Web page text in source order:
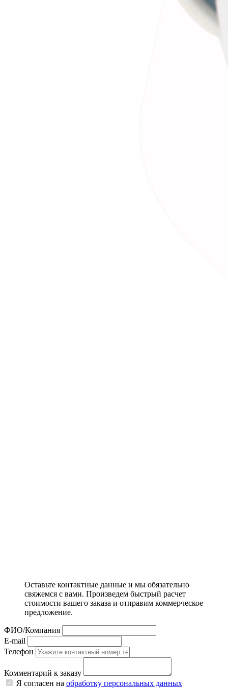
Оставьте контактные данные и мы обязательно
свяжемся с вами. Произведем быстрый расчет
стоимости вашего заказа и отправим коммерческое
предложение.
ФИО/Компания
E-mail
Телефон
Комментарий к заказу
Я согласен на обработку персональных данных